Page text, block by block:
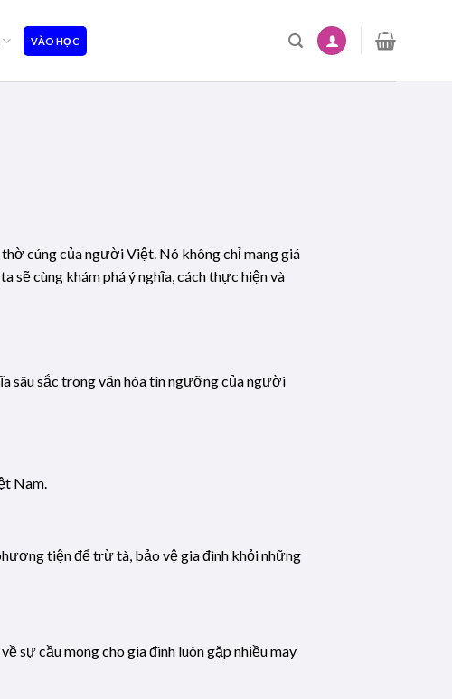
VÀO HỌC
cúng của người Việt. Nó không chỉ mang giá
sẽ cùng khám phá ý nghĩa, cách thực hiện và
sâu sắc trong văn hóa tín ngưỡng của người
Nam.
tiện để trừ tà, bảo vệ gia đình khỏi những
sự cầu mong cho gia đình luôn gặp nhiều may